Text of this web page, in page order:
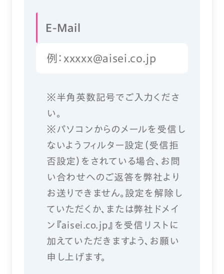
E-Mail
※半角英数記号でご入力くださ
い。
※パソコンからのメールを受信し
ないようフィルター設定（受信拒
否設定）をされている場合、お問
い合わせへのご返答を弊社より
お送りできません。設定を解除し
ていただくか、または弊社ドメイ
ン『aisei.co.jp』を受信リストに
加えていただきますよう、お願い
申し上げます。